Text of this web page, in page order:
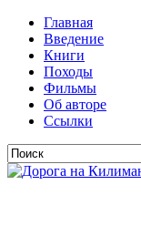
Главная
Введение
Книги
Походы
Фильмы
Об авторе
Ссылки